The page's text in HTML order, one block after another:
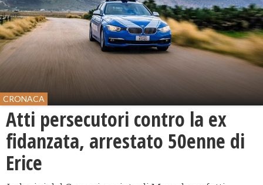
CRONACA
​Atti persecutori contro la ex
fidanzata, arrestato 50enne di
Erice